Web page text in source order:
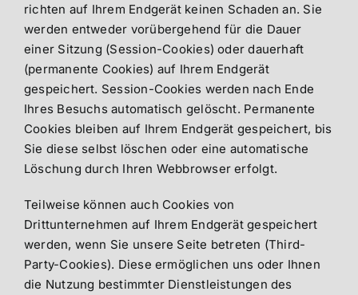
richten auf Ihrem Endgerät keinen Schaden an. Sie
werden entweder vorübergehend für die Dauer
einer Sitzung (Session-Cookies) oder dauerhaft
(permanente Cookies) auf Ihrem Endgerät
gespeichert. Session-Cookies werden nach Ende
Ihres Besuchs automatisch gelöscht. Permanente
Cookies bleiben auf Ihrem Endgerät gespeichert, bis
Sie diese selbst löschen oder eine automatische
Löschung durch Ihren Webbrowser erfolgt.
Teilweise können auch Cookies von
Drittunternehmen auf Ihrem Endgerät gespeichert
werden, wenn Sie unsere Seite betreten (Third-
Party-Cookies). Diese ermöglichen uns oder Ihnen
die Nutzung bestimmter Dienstleistungen des